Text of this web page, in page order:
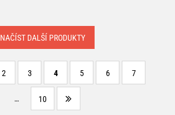
NAČÍST DALŠÍ PRODUKTY
2 3 4 5 6 7
… 10